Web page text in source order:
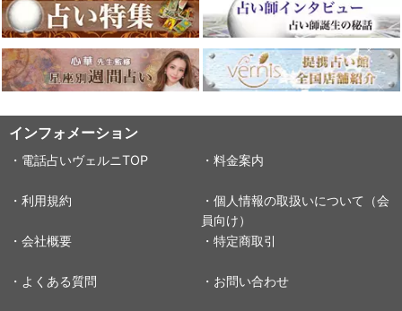
インフォメーション
・電話占いヴェルニTOP ・料金案内
・利用規約
・個人情報の取扱いについて（会
員向け）
・会社概要
・特定商取引
・よくある質問 ・お問い合わせ